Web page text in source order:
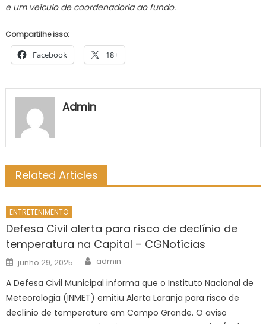
e um veículo de coordenadoria ao fundo.
Compartilhe isso:
Facebook 18+
Admin
Related Articles
ENTRETENIMENTO
Defesa Civil alerta para risco de declínio de
temperatura na Capital – CGNotícias
Posted
on
junho 29, 2025 Author
admin
A Defesa Civil Municipal informa que o Instituto Nacional de
Meteorologia (INMET) emitiu Alerta Laranja para risco de
declínio de temperatura em Campo Grande. O aviso